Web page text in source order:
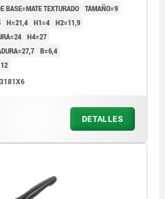
DIN EN ISO 4753
BASE=MATE TEXTURADO TAMAÑO=9
H=21,4 H1=4 H2=11,9
H4=27
B=6,4
DETALLES